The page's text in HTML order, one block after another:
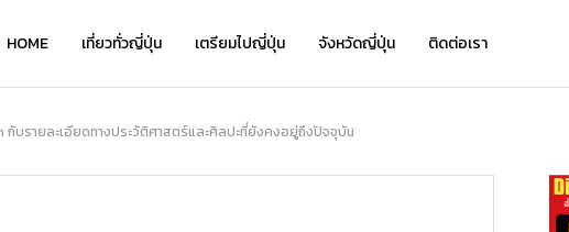
HOME เที่ยวทั่วญี่ปุ่น เตรียมไปญี่ปุ่น จังหวัดญี่ปุ่น ติดต่อเรา
เที่ยว
กับรายละเอียดทางประวัติศาสตร์และศิลปะที่ยังคงอยู่ถึงปัจจุบัน